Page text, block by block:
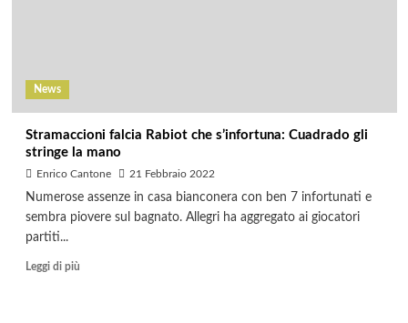
News
Stramaccioni falcia Rabiot che s’infortuna: Cuadrado gli
stringe la mano
Enrico Cantone 21 Febbraio 2022
Numerose assenze in casa bianconera con ben 7 infortunati e
sembra piovere sul bagnato. Allegri ha aggregato ai giocatori
partiti...
Leggi di più